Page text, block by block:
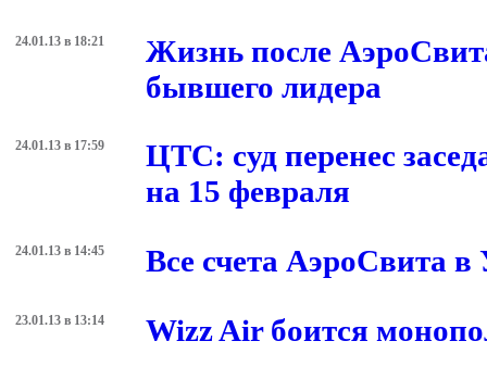
24.01.13 в 18:21
Жизнь после
бывшего лидера
24.01.13 в 17:59
ЦТС: суд перенес
на 15 февраля
24.01.13 в 14:45 Все счета АэроСвита
23.01.13 в 13:14 Wizz Air боится